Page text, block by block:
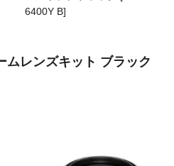
6400Y B]
ムレンズキット ブラック